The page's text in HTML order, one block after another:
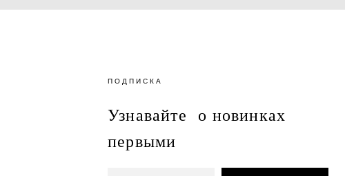
ПОДПИСКА
Узнавайте о новинках
первыми